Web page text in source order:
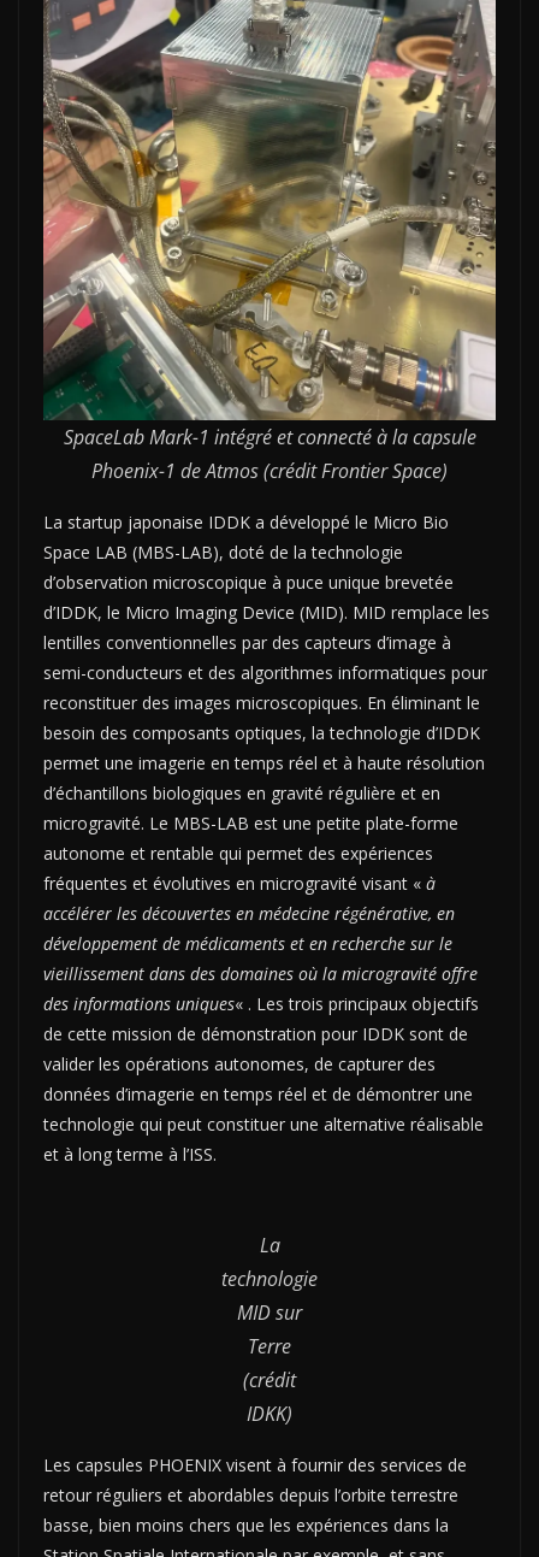
SpaceLab Mark-1 intégré et connecté à la capsule
Phoenix-1 de Atmos (crédit Frontier Space)
La startup japonaise IDDK a développé le Micro Bio
Space LAB (MBS-LAB), doté de la technologie
d’observation microscopique à puce unique brevetée
d’IDDK, le Micro Imaging Device (MID). MID remplace les
lentilles conventionnelles par des capteurs d’image à
semi-conducteurs et des algorithmes informatiques pour
reconstituer des images microscopiques. En éliminant le
besoin des composants optiques, la technologie d’IDDK
permet une imagerie en temps réel et à haute résolution
d’échantillons biologiques en gravité régulière et en
microgravité. Le MBS-LAB est une petite plate-forme
autonome et rentable qui permet des expériences
fréquentes et évolutives en microgravité visant « à
accélérer les découvertes en médecine régénérative, en
développement de médicaments et en recherche sur le
vieillissement dans des domaines où la microgravité offre
des informations uniques« . Les trois principaux objectifs
de cette mission de démonstration pour IDDK sont de
valider les opérations autonomes, de capturer des
données d’imagerie en temps réel et de démontrer une
technologie qui peut constituer une alternative réalisable
et à long terme à l’ISS.
La
technologie
MID sur
Terre
(crédit
IDKK)
Les capsules PHOENIX visent à fournir des services de
retour réguliers et abordables depuis l’orbite terrestre
basse, bien moins chers que les expériences dans la